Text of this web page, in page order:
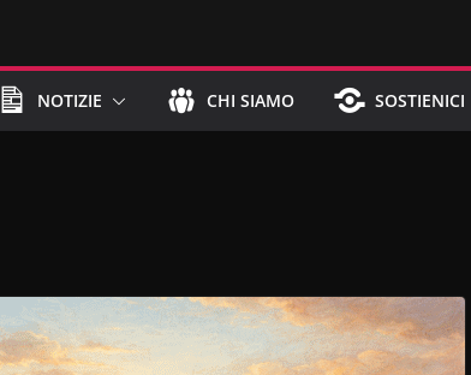
NOTIZIE CHI SIAMO SOSTIENICI